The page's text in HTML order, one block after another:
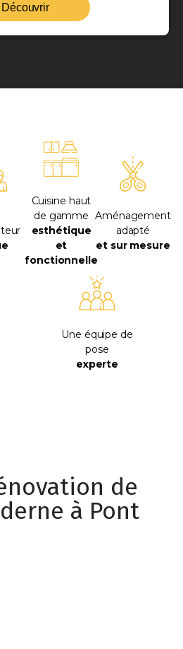
Découvrir
Cuisine haut
de gamme
esthétique
et
fonctionnelle
Aménagement
adapté
et sur mesure
Une équipe de
pose
experte
de
à Pont